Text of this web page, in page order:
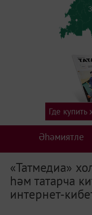
Әһәмиятле
Где
«Татмедиа»
һәм татарча
интернет-